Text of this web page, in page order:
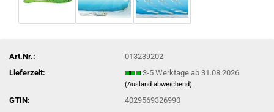
Art.Nr.:
013239202
Lieferzeit:
3-5 Werktage ab 31.08.2026
(Ausland abweichend)
GTIN: 4029569326990